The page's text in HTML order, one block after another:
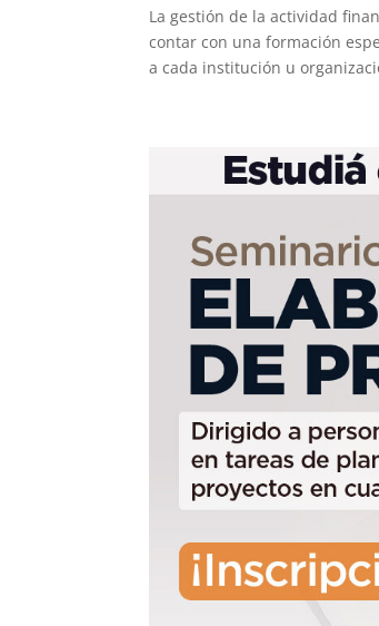
La gestión de la actividad
contar con una formación
a cada institución u